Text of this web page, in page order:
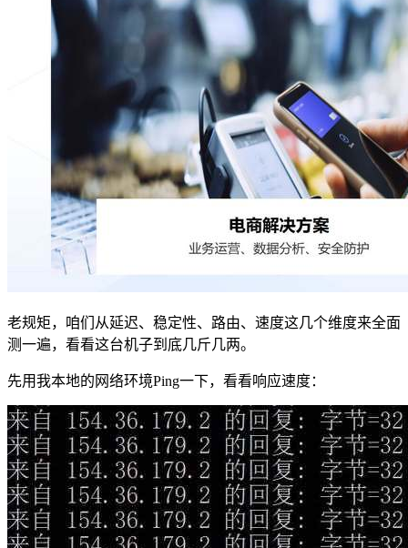
老规矩，咱们从延迟、稳定性、路由、速度这几个维度来全面
测一遍，看看这台机子到底几斤几两。
先用我本地的网络环境Ping一下，看看响应速度：